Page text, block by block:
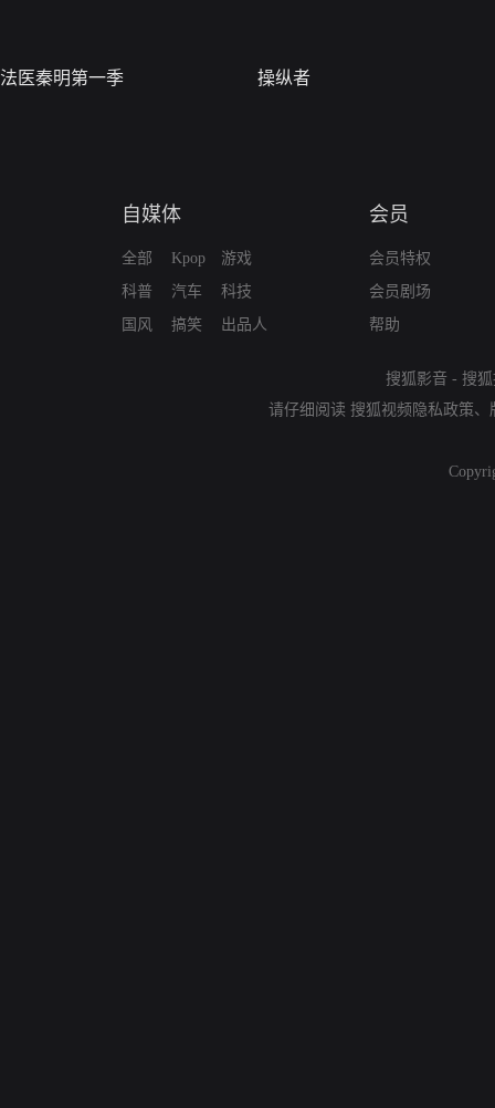
法医秦明第一季 操纵者
自媒体
全部
科普
国风
Kpop
汽车
搞笑
游戏
科技
出品人
会员
会员特权
会员剧场
帮助
搜狐影音 - 搜
请仔细阅读 搜狐视频隐私政策、